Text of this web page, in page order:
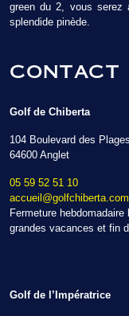
green du 2, vous serez
splendide pinède.
CONTACT
Golf de Chiberta
104 Boulevard des Plages
64600 Anglet
05 59 52 51 10
accueil@golfchiberta.com
Fermeture
grandes vacances et fin
Golf de l’Impératrice